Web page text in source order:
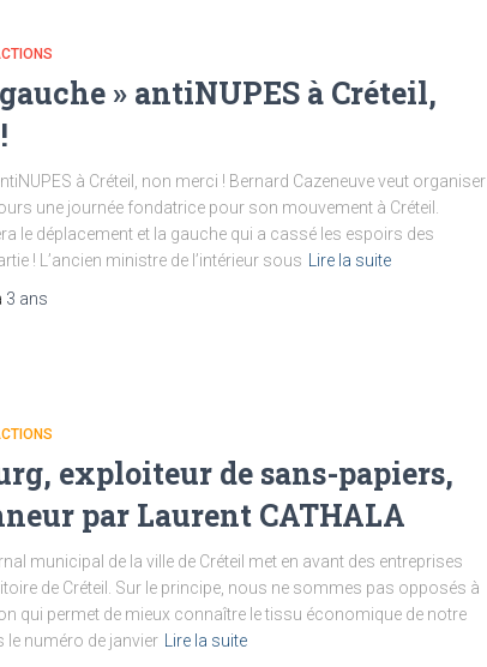
» antiNUPES à Créteil,
à Créteil, non merci ! Bernard Cazeneuve veut organiser
une journée fondatrice pour son mouvement à Créteil.
le déplacement et la gauche qui a cassé les espoirs des
! L’ancien ministre de l’intérieur sous
Lire la suite
3 ans
exploiteur de sans-papiers,
par Laurent CATHALA
municipal de la ville de Créteil met en avant des entreprises
de Créteil. Sur le principe, nous ne sommes pas opposés à
qui permet de mieux connaître le tissu économique de notre
le numéro de janvier
Lire la suite